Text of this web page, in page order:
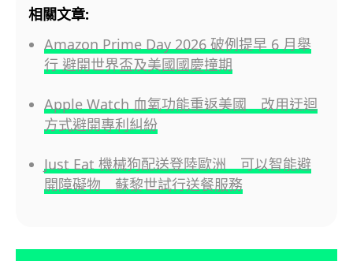
相關文章:
Amazon Prime Day 2026 破例提早 6 月舉
行 避開世界盃及美國國慶撞期
Apple Watch 血氧功能重返美國 改用迂迴
方式避開專利糾紛
Just Eat 機械狗配送登陸歐洲 可以智能避
開障礙物 蘇黎世試行送餐服務